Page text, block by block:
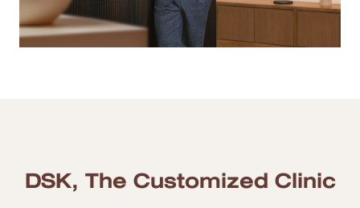
DSK, The Customized Clinic